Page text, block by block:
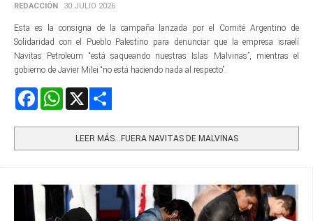
REDACCIÓN 30 JULIO 2026
Esta es la consigna de la campaña lanzada por el Comité Argentino de
Solidaridad con el Pueblo Palestino para denunciar que la empresa israelí
Navitas Petroleum “está saqueando nuestras Islas Malvinas”, mientras el
gobierno de Javier Milei “no está haciendo nada al respecto”.
FacebookWhatsApp
LEER MÁS…FUERA NAVITAS DE MALVINAS